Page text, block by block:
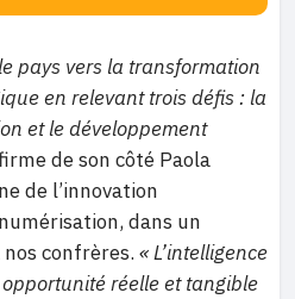
pays vers la transformation
en relevant trois défis : la
et le développement
de son côté Paola
de l’innovation
dans un
confrères. « L’intelligence
réelle et tangible